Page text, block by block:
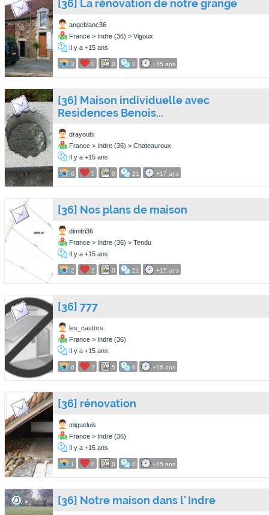
[36] La rénovation de notre grange
angeblanc36
France > Indre (36) > Vigoux
Il y a +15 ans
3 0 0 0 +15 ans
[36] Maison individuelle avec
Residences Benois...
drayoubi
France > Indre (36) > Chateauroux
Il y a +15 ans
6 5 0 21 +17 ans
[36] Nos plans de maison
dimitri36
France > Indre (36) > Tendu
Il y a +15 ans
2 2 0 21 +15 ans
[36] 777
les_castors
France > Indre (36)
Il y a +15 ans
0 2 5 6 +16 ans
[36] rénovation
migueluis
France > Indre (36)
Il y a +15 ans
1 0 0 0 +15 ans
[36] Notre maison dans l' Indre